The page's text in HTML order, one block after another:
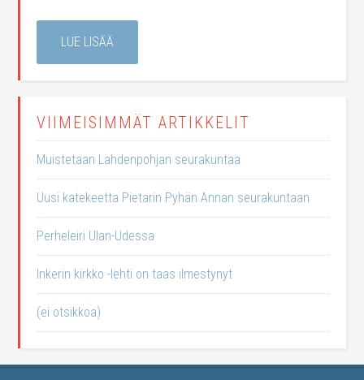
LUE LISÄÄ
VIIMEISIMMÄT ARTIKKELIT
Muistetaan Lahdenpohjan seurakuntaa
Uusi katekeetta Pietarin Pyhän Annan seurakuntaan
Perheleiri Ulan-Udessa
Inkerin kirkko -lehti on taas ilmestynyt
(ei otsikkoa)